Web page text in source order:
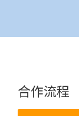
合作流程